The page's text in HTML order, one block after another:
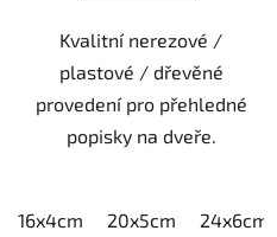
Kvalitní nerezové /
plastové / dřevěné
provedení pro přehledné
popisky na dveře.
16x4cm 20x5cm 24x6cm